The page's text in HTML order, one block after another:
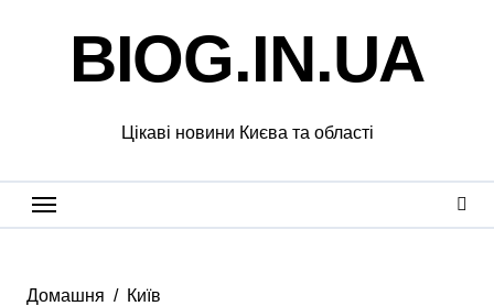
BIOG.IN.UA
Цікаві новини Києва та області
Домашня
Київ